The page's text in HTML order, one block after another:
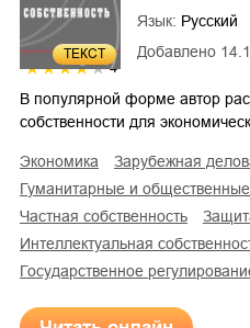
ТЕКСТ
4
Добавлено
Язык: Русский
В популярной форме автор
собственности для
экономика
зарубежная
гуманитарные и
частная собственность
интеллектуальная
государственное